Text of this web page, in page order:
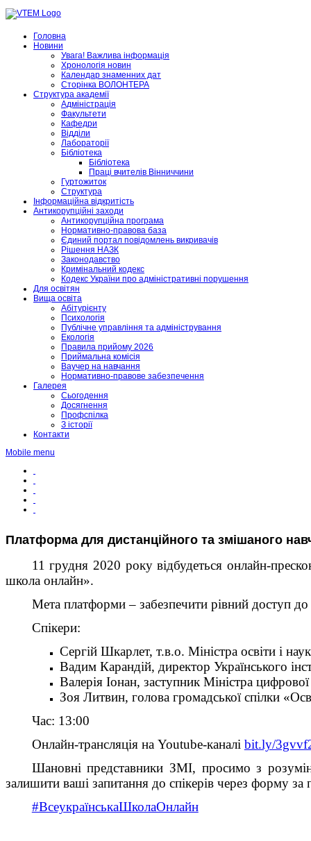
Головна
Новини
Увага! Важлива інформація
Хронологія новин
Календар знаменних дат
Сторінка ВОЛОНТЕРА
Структура академії
Адміністрація
Факультети
Кафедри
Відділи
Лабораторії
Бібліотека
Бібліотека
Праці вчителів Вінниччини
Гуртожиток
Структура
Інформаційна відкритість
Антикорупційні заходи
Антикорупційна програма
Нормативно-правова база
Єдиний портал повідомлень викривачів
Рішення НАЗК
Законодавство
Кримінальний кодекс
Кодекс України про адміністративні порушення
Для освітян
Вища освіта
Абітурієнту
Психологія
Публічне управління та адміністрування
Екологія
Правила прийому 2026
Приймальна комісія
Ваучер на навчання
Нормативно-правове забезпечення
Галерея
Сьогодення
Досягнення
Профспілка
З історії
Контакти
Mobile menu
Платформа для дистанційного та змішаного
11 грудня 2020 року відбудеться онлайн-
школа онлайн».
Мета платформи – забезпечити рівний доступ до
Спікери:
Сергій Шкарлет, т.в.о. Міністра освіти і
Вадим Карандій, директор Українського
Валерія Іонан, заступник Міністра
Зоя Литвин, голова громадської спілки
Час: 13:00
Онлайн-трансляція на Youtube-каналі bit.ly/
Шановні представники ЗМІ, просимо з
залишити ваші запитання до спікерів через форму
#ВсеукраїнськаШколаОнлайн